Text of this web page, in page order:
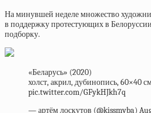
На минувшей неделе множество
в поддержку протестующих в
подборку.
«Беларусь» (2020)
холст, акрил, дубинопись, 60×40
pic.twitter.com/GFykHJkh7q
— артём лоскутов (@kissmyba)